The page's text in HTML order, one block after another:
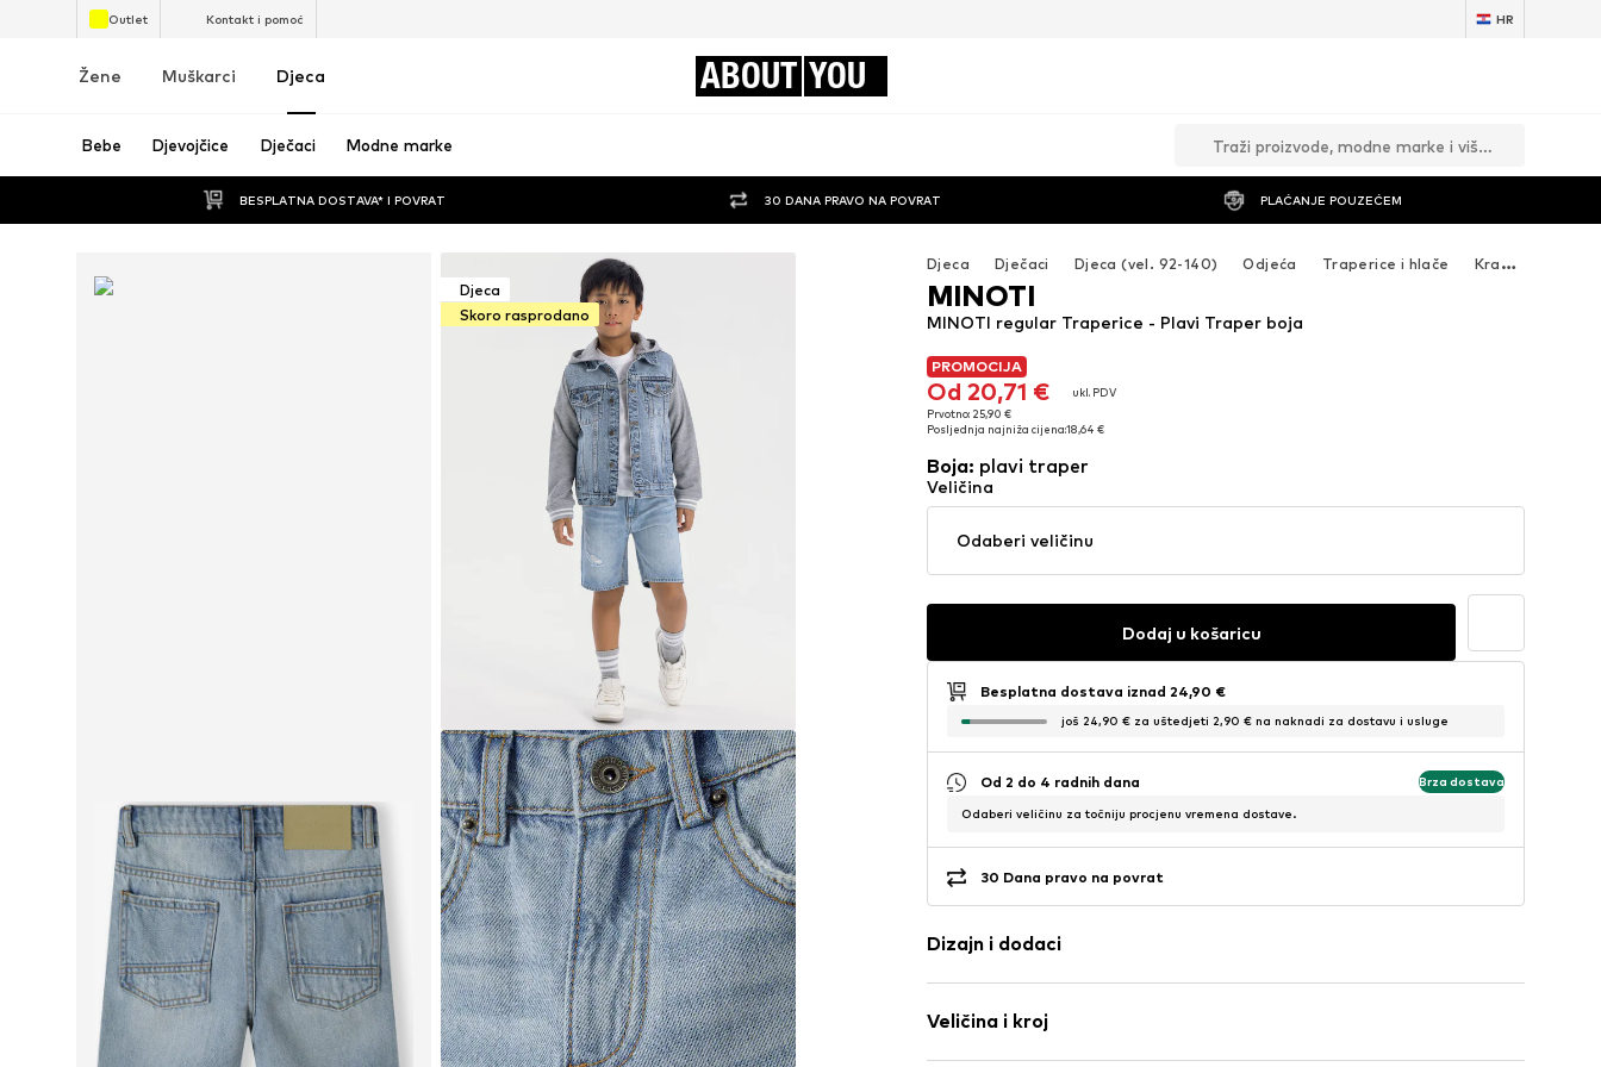
Outlet Kontakt i pomoć HR
Žene Muškarci Djeca ABOUT YOU
Bebe Djevojčice Dječaci Modne marke
BESPLATNA DOSTAVA* I POVRAT 30 DANA PRAVO NA POVRAT PLAĆANJE POUZEĆEM
Djeca
Skoro rasprodano
Djeca Dječaci Djeca (vel. 92-140) Odjeća Traperice i hlače Kratke hlače
PROMOCIJA
Od 20,71 €
ukl. PDV
Prvotno: 25,90 €
Posljednja najniža cijena:18,64 €
PROMOCIJA
Od 20,71 €
Prvotno: 25,90 €
MINOTI regular Traperice - Plavi Traper boja
MINOTI
Boja: plavi traper
Veličina
Odaberi veličinu
Dodaj u košaricu
Besplatna dostava iznad 24,90 €
još 24,90 € za uštedjeti 2,90 € na naknadi za dostavu i usluge
Od 2 do 4 radnih dana Brza dostava
Odaberi veličinu za točniju procjenu vremena dostave.
30 Dana pravo na povrat
Dizajn i dodaci
Traper
Blue denim/washed
Veličina i kroj